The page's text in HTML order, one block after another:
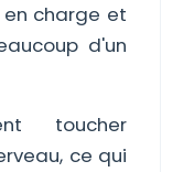
charge et
d'un
toucher
ce qui